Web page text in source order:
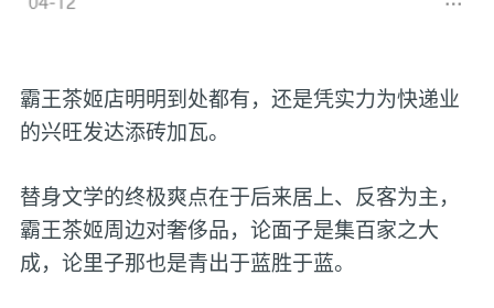
霸王茶姬店明明到处都有，还是凭实力为快递业
的兴旺发达添砖加瓦。
替身文学的终极爽点在于后来居上、反客为主，
霸王茶姬周边对奢侈品，论面子是集百家之大
成，论里子那也是青出于蓝胜于蓝。